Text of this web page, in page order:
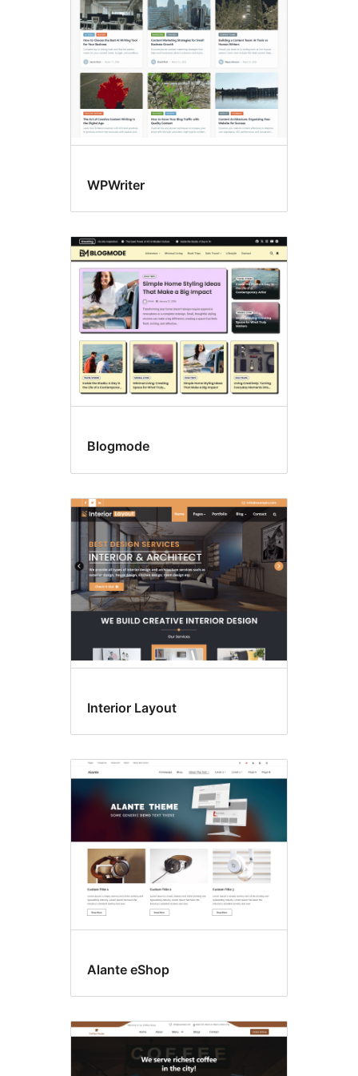
opties
WPWriter
Blogmode
Interior Layout
Alante eShop